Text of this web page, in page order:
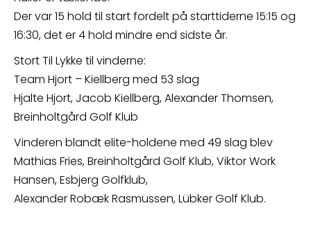
Der var 15 hold til start fordelt på starttiderne 15:15 og
16:30, det er 4 hold mindre end sidste år.
Stort Til Lykke til vinderne:
Team Hjort – Kiellberg med 53 slag
Hjalte Hjort, Jacob Kiellberg, Alexander Thomsen,
Breinholtgård Golf Klub
Vinderen blandt elite-holdene med 49 slag blev
Mathias Fries, Breinholtgård Golf Klub, Viktor Work
Hansen, Esbjerg Golfklub,
Alexander Robæk Rasmussen, Lübker Golf Klub.